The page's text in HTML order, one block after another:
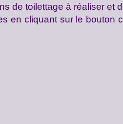
de toilettage à réaliser et
en cliquant sur le bouton